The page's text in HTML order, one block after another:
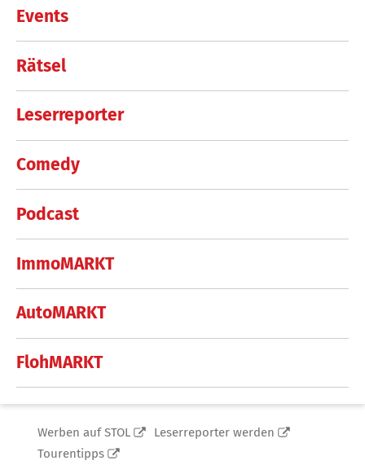
Events
Rätsel
Leserreporter
Comedy
Podcast
ImmoMARKT
AutoMARKT
FlohMARKT
Werben auf STOL
Leserreporter werden
Tourentipps